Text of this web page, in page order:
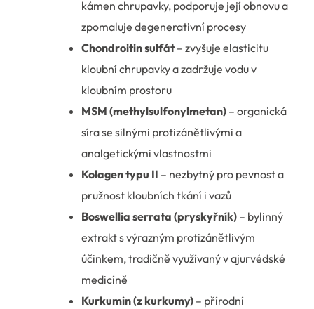
kámen chrupavky, podporuje její obnovu a
zpomaluje degenerativní procesy
Chondroitin sulfát– zvyšuje elasticitu
kloubní chrupavky a zadržuje vodu v
kloubním prostoru
MSM (methylsulfonylmetan) – organická
síra se silnými protizánětlivými a
analgetickými vlastnostmi
Kolagen typu II – nezbytný pro pevnost a
pružnost kloubních tkání i vazů
Boswellia serrata (pryskyřník) – bylinný
extrakt s výrazným protizánětlivým
účinkem, tradičně využívaný v ajurvédské
medicíně
Kurkumin (z kurkumy) – přírodní